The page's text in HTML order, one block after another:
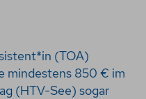
(TOA)
mindestens 850 € im
(HTV-See) sogar